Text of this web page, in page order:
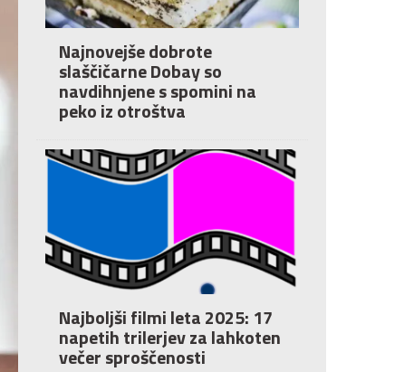
Najnovejše dobrote
slaščičarne Dobay so
navdihnjene s spomini na
peko iz otroštva
Najboljši filmi leta 2025: 17
napetih trilerjev za lahkoten
večer sproščenosti